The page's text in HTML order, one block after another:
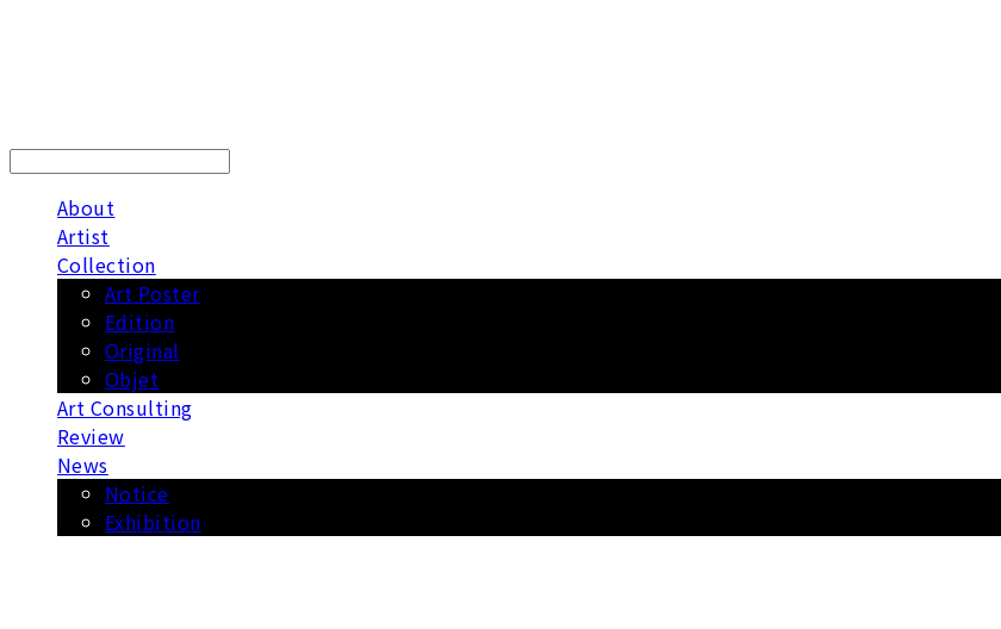
About
Artist
Collection
Art Poster
Edition
Original
Objet
Art Consulting
Review
News
Notice
Exhibition